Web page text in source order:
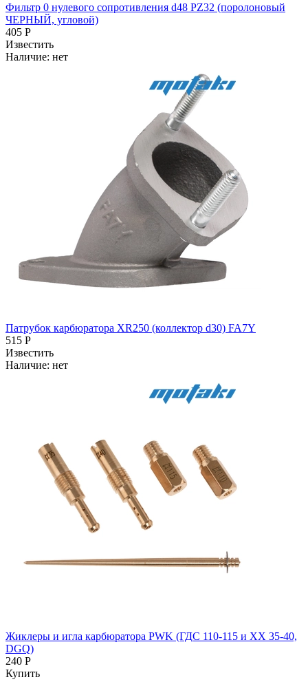
Фильтр 0 нулевого сопротивления d48 PZ32 (поролоновый
ЧЕРНЫЙ, угловой)
405 Р
Известить
Наличие: нет
Патрубок карбюратора XR250 (коллектор d30) FA7Y
515 Р
Известить
Наличие: нет
Жиклеры и игла карбюратора PWK (ГДС 110-115 и ХХ 35-40,
DGQ)
240 Р
Купить